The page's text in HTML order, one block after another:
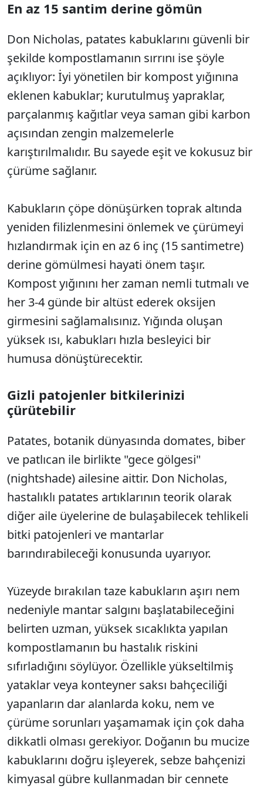
En az 15 santim derine gömün
Don Nicholas, patates kabuklarını güvenli bir
şekilde kompostlamanın sırrını ise şöyle
açıklıyor: İyi yönetilen bir kompost yığınına
eklenen kabuklar; kurutulmuş yapraklar,
parçalanmış kağıtlar veya saman gibi karbon
açısından zengin malzemelerle
karıştırılmalıdır. Bu sayede eşit ve kokusuz bir
çürüme sağlanır.
Kabukların çöpe dönüşürken toprak altında
yeniden filizlenmesini önlemek ve çürümeyi
hızlandırmak için en az 6 inç (15 santimetre)
derine gömülmesi hayati önem taşır.
Kompost yığınını her zaman nemli tutmalı ve
her 3-4 günde bir altüst ederek oksijen
girmesini sağlamalısınız. Yığında oluşan
yüksek ısı, kabukları hızla besleyici bir
humusa dönüştürecektir.
Gizli patojenler bitkilerinizi
çürütebilir
Patates, botanik dünyasında domates, biber
ve patlıcan ile birlikte "gece gölgesi"
(nightshade) ailesine aittir. Don Nicholas,
hastalıklı patates artıklarının teorik olarak
diğer aile üyelerine de bulaşabilecek tehlikeli
bitki patojenleri ve mantarlar
barındırabileceği konusunda uyarıyor.
Yüzeyde bırakılan taze kabukların aşırı nem
nedeniyle mantar salgını başlatabileceğini
belirten uzman, yüksek sıcaklıkta yapılan
kompostlamanın bu hastalık riskini
sıfırladığını söylüyor. Özellikle yükseltilmiş
yataklar veya konteyner saksı bahçeciliği
yapanların dar alanlarda koku, nem ve
çürüme sorunları yaşamamak için çok daha
dikkatli olması gerekiyor. Doğanın bu mucize
kabuklarını doğru işleyerek, sebze bahçenizi
kimyasal gübre kullanmadan bir cennete